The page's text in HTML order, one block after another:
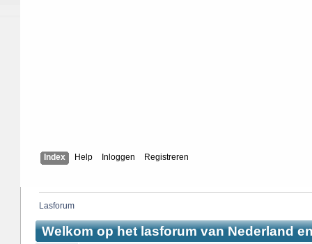
Index Help Inloggen Registreren
Lasforum
Welkom op het lasforum van Nederland